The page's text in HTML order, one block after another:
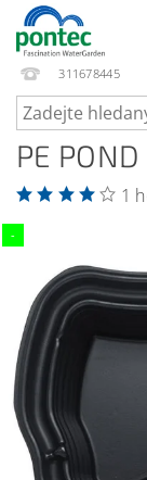
311678445
PE
1
-